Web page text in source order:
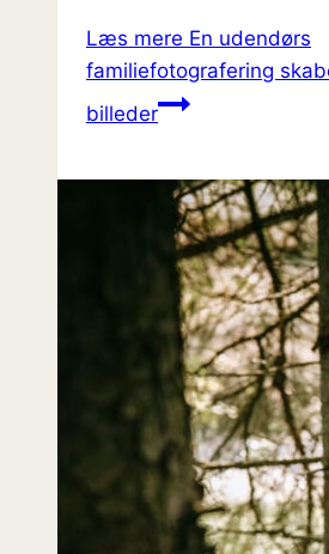
Læs mere En udendørs
familiefotografering
billeder